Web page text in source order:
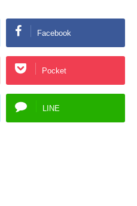
Facebook
Pocket
LINE